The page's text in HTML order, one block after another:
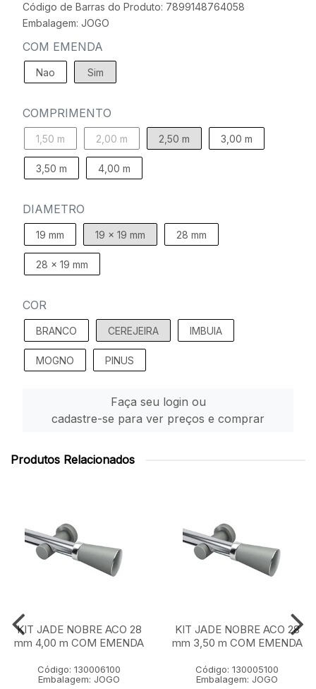
Código de Barras do Produto: 7899148764058
Embalagem: JOGO
COM EMENDA
Nao Sim
COMPRIMENTO
1,50 m 2,00 m 2,50 m 3,00 m
3,50 m 4,00 m
DIAMETRO
19 mm 19 x 19 mm 28 mm
28 x 19 mm
COR
BRANCO CEREJEIRA IMBUIA
MOGNO PINUS
Faça seu login ou
cadastre-se para ver preços e comprar
Produtos Relacionados
KIT JADE NOBRE ACO 28
mm 4,00 m COM EMENDA
Código: 130006100
Embalagem: JOGO
KIT JADE NOBRE ACO 28
mm 3,50 m COM EMENDA
Código: 130005100
Embalagem: JOGO